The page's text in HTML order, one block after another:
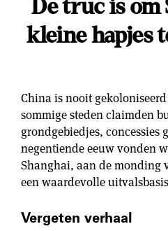
De truc is om
kleine hapjes
China is nooit
sommige steden claimden
grondgebiedjes, concessies
negentiende eeuw vonden
Shanghai, aan de monding
een waardevolle
Vergeten verhaal